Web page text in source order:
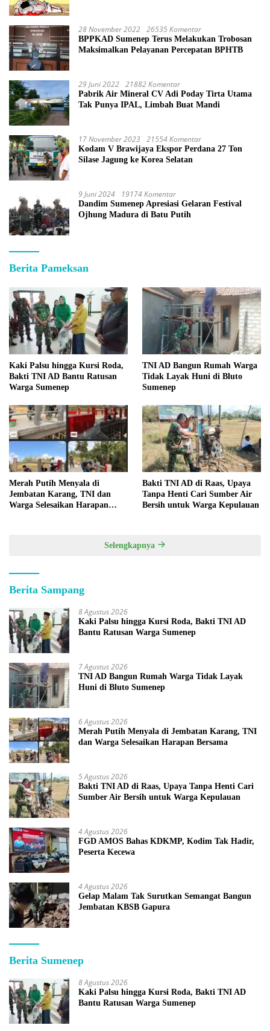
28 November 2022 26535 Komentar
BPPKAD Sumenep Terus Melakukan Trobosan
Maksimalkan Pelayanan Percepatan BPHTB
29 Juni 2022 21882 Komentar
Pabrik Air Mineral CV Adi Poday Tirta Utama
Tak Punya IPAL, Limbah Buat Mandi
17 November 2023 21554 Komentar
Kodam V Brawijaya Ekspor Perdana 27 Ton
Silase Jagung ke Korea Selatan
9 Juni 2024 19174 Komentar
Dandim Sumenep Apresiasi Gelaran Festival
Ojhung Madura di Batu Putih
Berita Pameksan
Kaki Palsu hingga Kursi Roda,
Bakti TNI AD Bantu Ratusan
Warga Sumenep
TNI AD Bangun Rumah Warga
Tidak Layak Huni di Bluto
Sumenep
Merah Putih Menyala di
Jembatan Karang, TNI dan
Warga Selesaikan Harapan
Bakti TNI AD di Raas, Upaya
Tanpa Henti Cari Sumber Air
Bersih untuk Warga Kepulauan
Selengkapnya
Berita Sampang
8 Agustus 2026
Kaki Palsu hingga Kursi Roda, Bakti TNI AD
Bantu Ratusan Warga Sumenep
7 Agustus 2026
TNI AD Bangun Rumah Warga Tidak Layak
Huni di Bluto Sumenep
6 Agustus 2026
Merah Putih Menyala di Jembatan Karang, TNI
dan Warga Selesaikan Harapan Bersama
5 Agustus 2026
Bakti TNI AD di Raas, Upaya Tanpa Henti Cari
Sumber Air Bersih untuk Warga Kepulauan
4 Agustus 2026
FGD AMOS Bahas KDKMP, Kodim Tak Hadir,
Peserta Kecewa
4 Agustus 2026
Gelap Malam Tak Surutkan Semangat Bangun
Jembatan KBSB Gapura
Berita Sumenep
8 Agustus 2026
Kaki Palsu hingga Kursi Roda, Bakti TNI AD
Bantu Ratusan Warga Sumenep